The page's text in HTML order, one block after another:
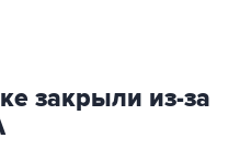
закрыли из-за